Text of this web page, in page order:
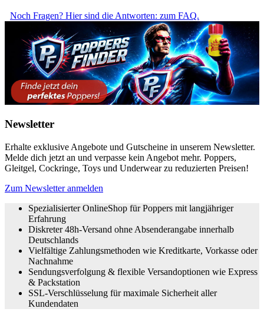
Noch Fragen? Hier sind die Antworten: zum FAQ.
Newsletter
Erhalte exklusive Angebote und Gutscheine in unserem Newsletter.
Melde dich jetzt an und verpasse kein Angebot mehr. Poppers,
Gleitgel, Cockringe, Toys und Underwear zu reduzierten Preisen!
Zum Newsletter anmelden
Spezialisierter OnlineShop für Poppers mit langjähriger
Erfahrung
Diskreter 48h-Versand ohne Absenderangabe innerhalb
Deutschlands
Vielfältige Zahlungsmethoden wie Kreditkarte, Vorkasse oder
Nachnahme
Sendungsverfolgung & flexible Versandoptionen wie Express
& Packstation
SSL-Verschlüsselung für maximale Sicherheit aller
Kundendaten